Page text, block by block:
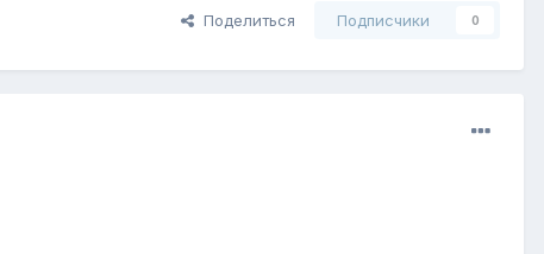
Поделиться Подписчики 0